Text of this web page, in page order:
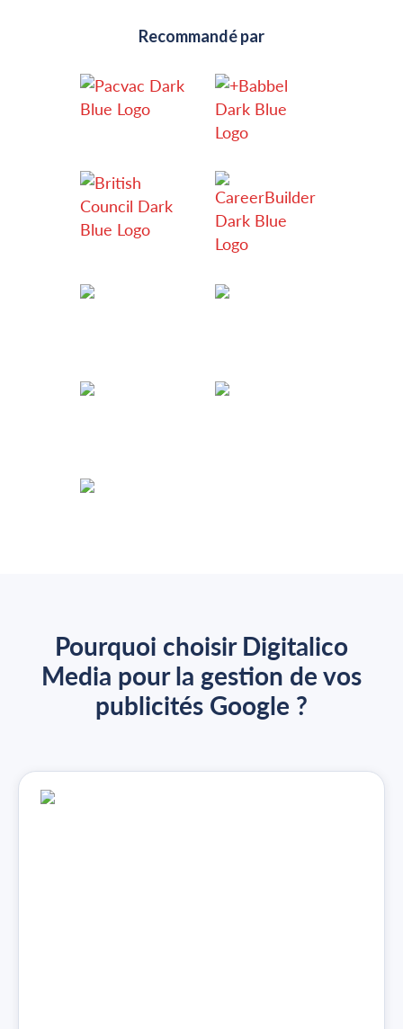
Recommandé par
Pourquoi choisir Digitalico
Media pour la gestion de vos
publicités Google ?